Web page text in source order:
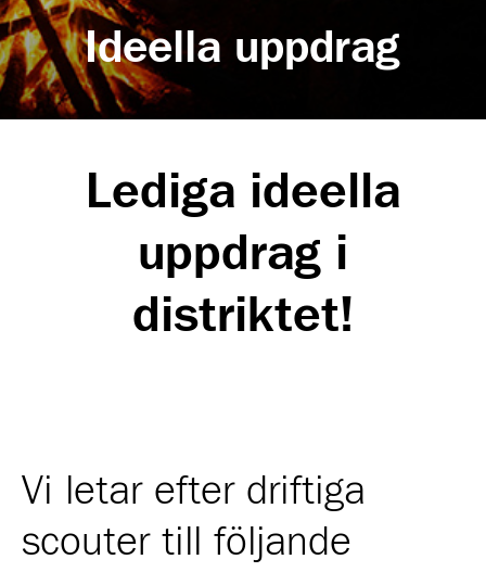
Ideella uppdrag
Lediga ideella
uppdrag i
distriktet!
Vi letar efter driftiga
scouter till följande